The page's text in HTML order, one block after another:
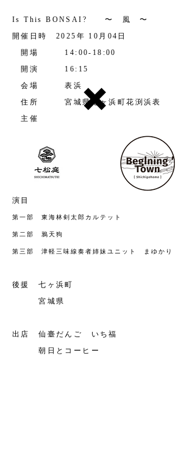
Is This BONSAI?​ 〜 風 〜
開催日時 2025年 10月04日
開場 14:00-18:00
​ 開演 16:15
会場 表浜
住所 宮城県七ヶ浜町花渕浜表
主催
​
演目
第一部 東海林剣太郎カルテット
第二部 鴉天狗
第三部 津軽三味線奏者姉妹ユニット まゆかり
後援 七ヶ浜町
宮城県
出店 仙臺だんご いち福
朝日とコーヒー
✖️